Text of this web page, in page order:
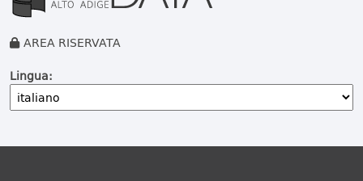
AREA RISERVATA
Lingua